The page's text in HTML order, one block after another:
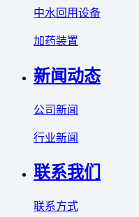
中水回用设备
加药装置
新闻动态
公司新闻
行业新闻
联系我们
联系方式